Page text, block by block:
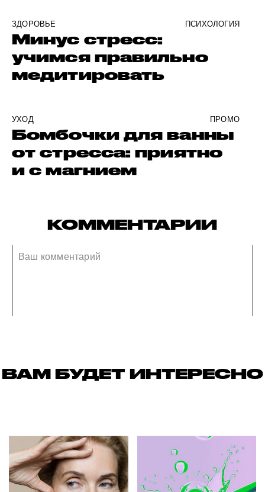
ЗДОРОВЬЕ ПСИХОЛОГИЯ
Минус стресс:
учимся правильно
медитировать
УХОД ПРОМО
Бомбочки для ванны
от стресса: приятно
и с магнием
КОММЕНТАРИИ
ВАМ БУДЕТ ИНТЕРЕСНО